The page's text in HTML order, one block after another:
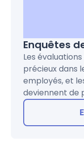
Enquêtes
Les
précieux dans
employés, et
deviennent de